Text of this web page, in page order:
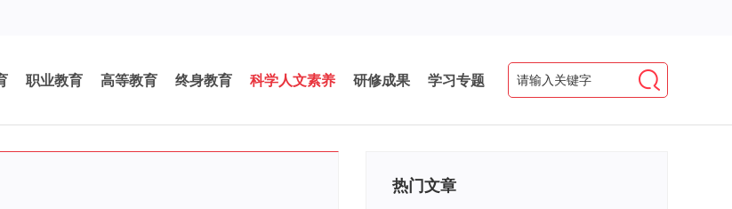
职业教育 高等教育 终身教育 科学人文素养 研修成果 学习专题
热门文章